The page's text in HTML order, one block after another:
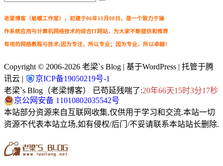
老梁博客（蛤蟆工作室），初建于06年11月08日，是一个致力于操
作系统应用与计算机网络技术的综合IT网站，为大家不断提供和推荐
有用的网络教程与技术;因为专注，所以专业；因为专业，所以卓越！
Copyright © 2006-2026 老梁`s Blog | 基于WordPress | 托管于腾
讯云 |
京ICP备19050219号-1
老梁`s Blog（老梁博客） 已苟延残喘了:20年66天15时3分19秒
京公网安备 11010802035542号
本站部分资源来自互联网收集,仅供用于学习和交流.本站一切
资源不代表本站立场,如有侵权/后门/不妥请联系本站站长删除.